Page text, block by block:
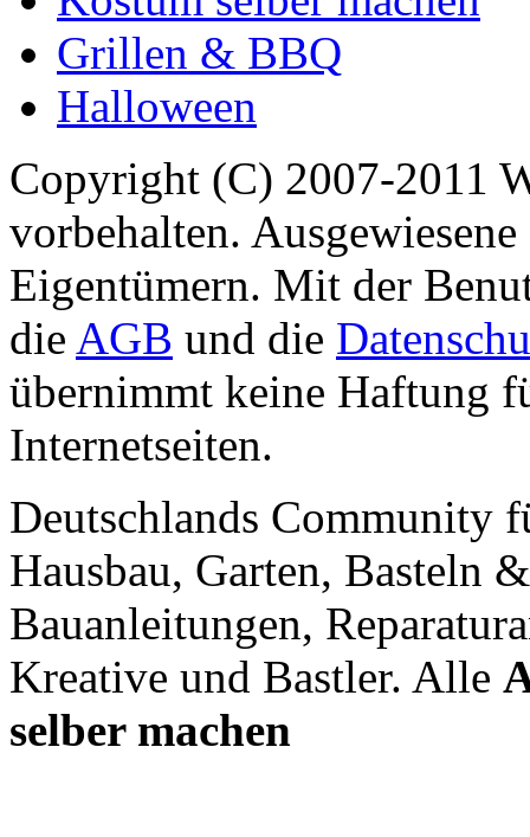
Grillen & BBQ
Halloween
Copyright (C) 2007-2011
vorbehalten.
Eigentümern. Mit der
die AGB und die
übernimmt keine Haftung
Internetseiten.
Deutschlands Community
Hausbau, Garten, Basteln
Bauanleitungen,
Kreative und Bastler. Alle
selber machen